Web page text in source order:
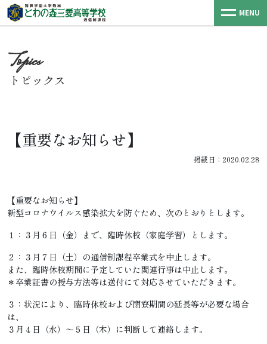
MENU
トピックス
【重要なお知らせ】
掲載日：2020.02.28
【重要なお知らせ】
新型コロナウイルス感染拡大を防ぐため、次のとおりとします。
１：３月６日（金）まで、臨時休校（家庭学習）とします。
２：３月７日（土）の通信制課程卒業式を中止します。
また、臨時休校期間に予定していた関連行事は中止します。
＊卒業証書の授与方法等は送付にて対応させていただきます。
３：状況により、臨時休校および閉寮期間の延長等が必要な場合
は、
３月４日（水）～５日（木）に判断して連絡します。